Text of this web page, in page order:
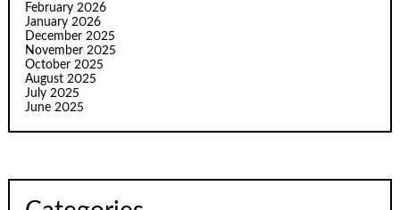
February 2026
January 2026
December 2025
November 2025
October 2025
August 2025
July 2025
June 2025